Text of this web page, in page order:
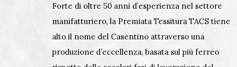
Forte di oltre 50 anni d’esperienza nel settore
manifatturiero, la Premiata Tessitura TACS tiene
alto il nome del Casentino attraverso una
produzione d’eccellenza, basata sul più ferreo